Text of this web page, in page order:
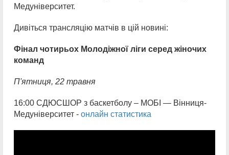
Медуніверситет.
Дивіться трансляцію матчів в цій новині:
Фінал чотирьох Молодіжної ліги серед жіночих
команд
П'ятниця, 22 травня
16:00 СДЮСШОР з баскетболу – МОБІ — Вінниця-
Медуніверситет - онлайн статистика